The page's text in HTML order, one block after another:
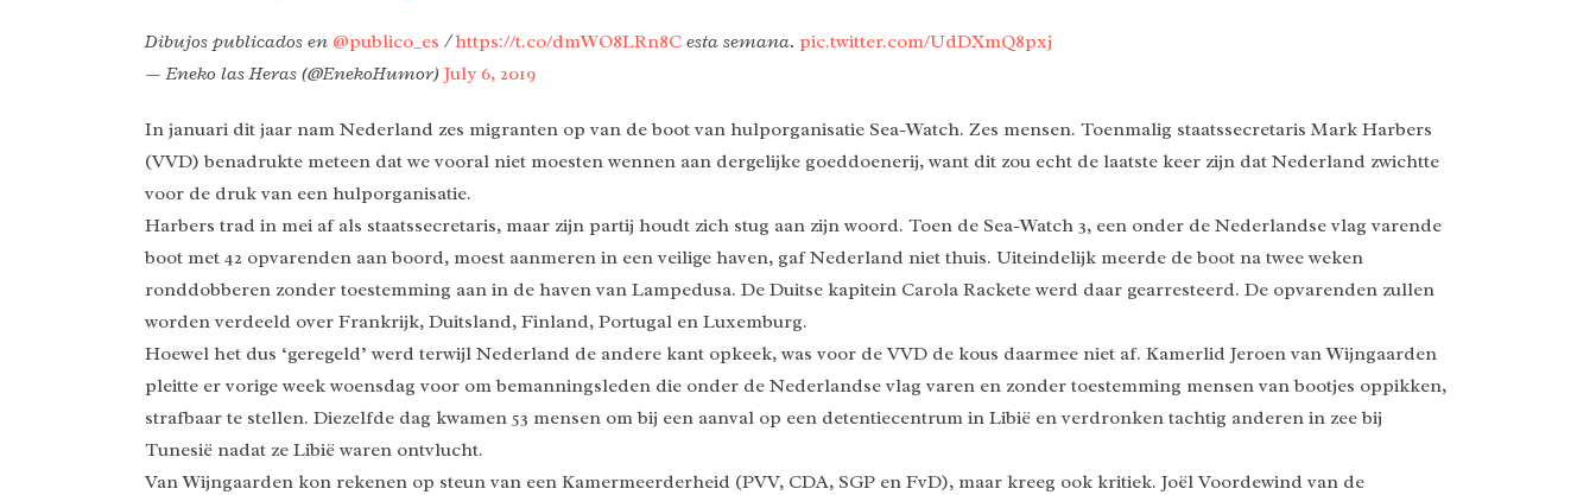
Dibujos publicados en @publico_es /https://t.co/dmWO8LRn8C esta semana. pic.twitter.com/UdDXmQ8pxj
— Eneko las Heras (@EnekoHumor) July 6, 2019
In januari dit jaar nam Nederland zes migranten op van de boot van hulporganisatie Sea-Watch. Zes mensen. Toenmalig staatssecretaris Mark Harbers
(VVD) benadrukte meteen dat we vooral niet moesten wennen aan dergelijke goeddoenerij, want dit zou echt de laatste keer zijn dat Nederland zwichtte
voor de druk van een hulporganisatie.
Harbers trad in mei af als staatssecretaris, maar zijn partij houdt zich stug aan zijn woord. Toen de Sea-Watch 3, een onder de Nederlandse vlag varende
boot met 42 opvarenden aan boord, moest aanmeren in een veilige haven, gaf Nederland niet thuis. Uiteindelijk meerde de boot na twee weken
ronddobberen zonder toestemming aan in de haven van Lampedusa. De Duitse kapitein Carola Rackete werd daar gearresteerd. De opvarenden zullen
worden verdeeld over Frankrijk, Duitsland, Finland, Portugal en Luxemburg.
Hoewel het dus ‘geregeld’ werd terwijl Nederland de andere kant opkeek, was voor de VVD de kous daarmee niet af. Kamerlid Jeroen van Wijngaarden
pleitte er vorige week woensdag voor om bemanningsleden die onder de Nederlandse vlag varen en zonder toestemming mensen van bootjes oppikken,
strafbaar te stellen. Diezelfde dag kwamen 53 mensen om bij een aanval op een detentiecentrum in Libië en verdronken tachtig anderen in zee bij
Tunesië nadat ze Libië waren ontvlucht.
Van Wijngaarden kon rekenen op steun van een Kamermeerderheid (PVV, CDA, SGP en FvD), maar kreeg ook kritiek. Joël Voordewind van de